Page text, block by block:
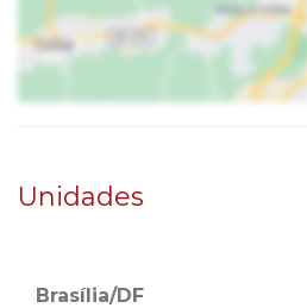
Unidades
Brasília/DF